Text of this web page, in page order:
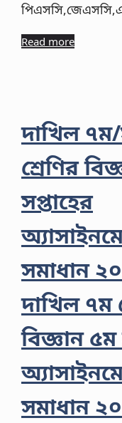
Read more
দাখিল
শ্রেণির
সপ্তাহের
সমাধান
দাখিল ৭ম
বিজ্ঞান ৫ম
সমাধান